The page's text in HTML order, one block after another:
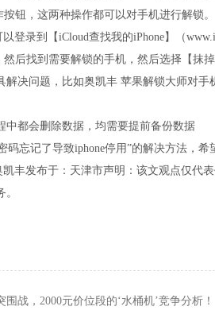
按钮，这两种操作都可以对手机进行解锁。
登录到【iCloud查找我的iPhone】（
后找到需要解锁的手机，然后选择【抹
解决问题，比如奥凯丰 苹果解锁大师对手
中都会删除数据，均需要提前备份数据
码忘记了导致iphone停用”的解决方法，希
凯丰发布于：天津市声明：该文观点仅代
围战，2000元价位段的‘水桶机’竞争分析！